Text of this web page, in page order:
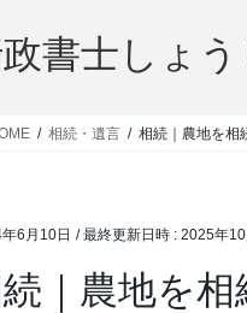
書士しょ
相続・遺言 相続｜農地を相
6月10日 / 最終更新日時 : 2025年10
｜農地を